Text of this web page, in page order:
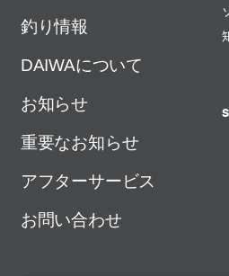
釣り情報
DAIWAについて
お知らせ
重要なお知らせ
アフターサービス
お問い合わせ